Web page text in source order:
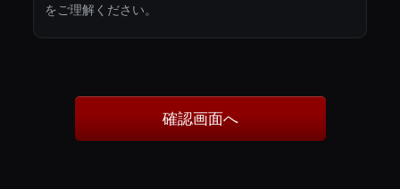
をご理解ください。
確認画面へ